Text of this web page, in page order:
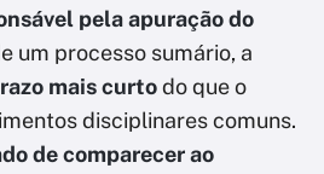
pela apuração do
um processo sumário, a
mais curtodo que o
disciplinares comuns.
de comparecer ao